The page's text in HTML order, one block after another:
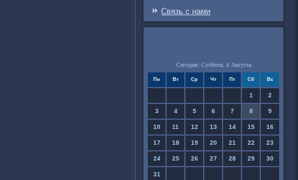
Связь c нами
Сегодня: Суббота, 8 Августа
Пн Вт Ср Чт Пт Сб Вс
1 2
3 4 5 6 7 8 9
10 11 12 13 14 15 16
17 18 19 20 21 22 23
24 25 26 27 28 29 30
31